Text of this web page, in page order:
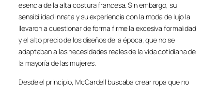
esencia de la alta costura francesa. Sin embargo, su
sensibilidad innata y su experiencia con la moda de lujo la
llevaron a cuestionar de forma firme la excesiva formalidad
y el alto precio de los diseños de la época, que no se
adaptaban a las necesidades reales de la vida cotidiana de
la mayoría de las mujeres.
Desde el principio, McCardell buscaba crear ropa que no